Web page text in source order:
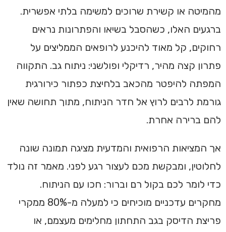
מהמיטה או קשירת שרוכים למשימה בלתי אפשרית.
ברגעים האלו, כשהסבל בשיאו והפתרונות נראים
רחוקים, קל מאוד להיכנע לרופאים הממליצים על
פתרון קצה מהיר, רדיקלי ופולשני: ניתוח גב. התקווה
המפתה להיפטר מהכאב בלחיצת כפתור כירורגית
גורמת לרבים לרוץ אל חדר הניתוח, מתוך תחושה שאין
להם ברירה אחרת.
אך המציאות הרפואית והמדעית מציגה תמונה שונה
לחלוטין, ומבקשת מכם לעצור רגע לפני. מאמר זה נולד
כדי לומר לכם בקול רם וברור: חכו עם הניתוח.
מחקרים עדכניים מוכיחים כי למעלה מ-80% ממקרי
פריצת הדיסק בגב התחתון מחלימים מעצמם, או